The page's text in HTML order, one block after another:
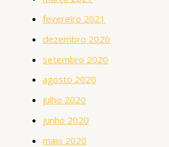
fevereiro 2021
dezembro 2020
setembro 2020
agosto 2020
julho 2020
junho 2020
maio 2020